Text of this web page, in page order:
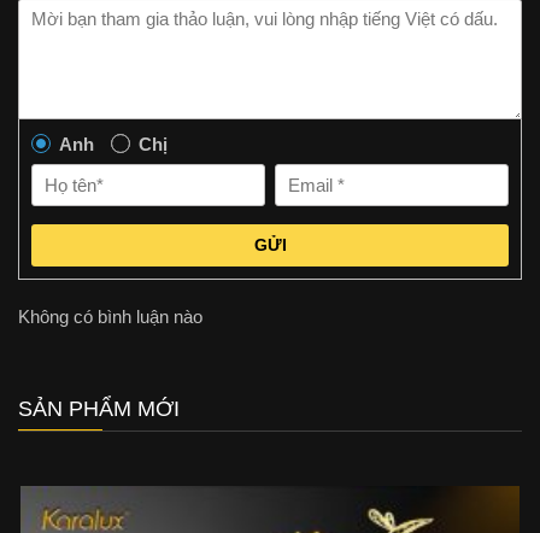
Anh Chị
GỬI
Không có bình luận nào
SẢN PHẨM MỚI